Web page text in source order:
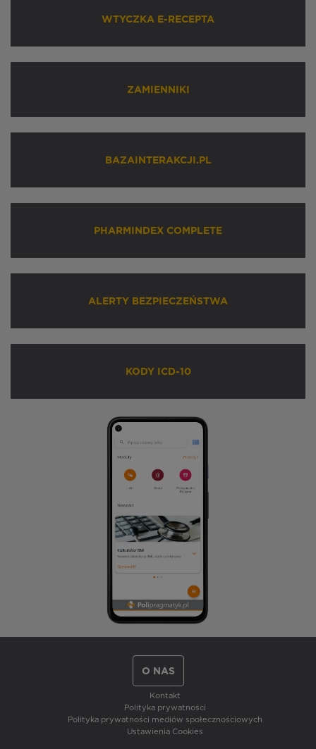
WTYCZKA E-RECEPTA
ZAMIENNIKI
BAZAINTERAKCJI.PL
PHARMINDEX COMPLETE
ALERTY BEZPIECZEŃSTWA
KODY ICD-10
O NAS
Kontakt
Polityka prywatności
Polityka prywatności mediów społecznościowych
Ustawienia Cookies